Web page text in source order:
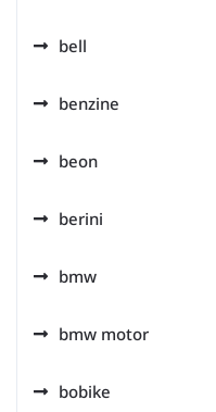
bell
benzine
beon
berini
bmw
bmw motor
bobike